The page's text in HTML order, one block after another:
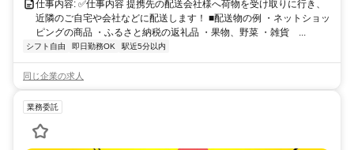
仕事内容: ✅️仕事内容 提携先の配送会社様へ荷物を受け取りに行き、
近隣のご自宅や会社などに配送します！ ■配送物の例 ・ネットショッ
ピングの商品 ・ふるさと納税の返礼品 ・果物、野菜 ・雑貨 ...
シフト自由 即日勤務OK 駅近5分以内
同じ企業の求人
業務委託